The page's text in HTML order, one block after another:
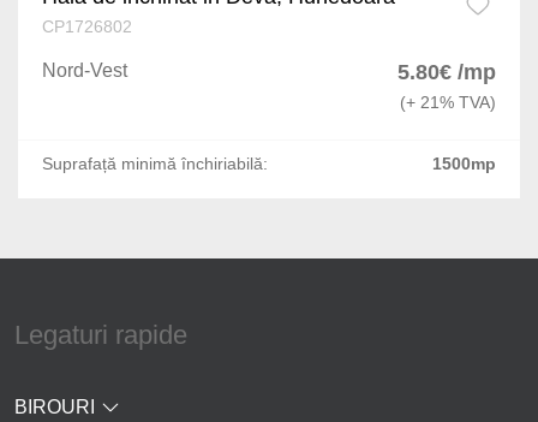
CP1726802
Nord-Vest 5.80€ /mp
(+ 21% TVA)
Suprafață minimă închiriabilă: 1500mp
Legaturi rapide
BIROURI